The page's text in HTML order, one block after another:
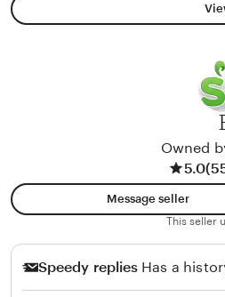
Owned
5.0
Message seller
This seller
Speedy replies Has a